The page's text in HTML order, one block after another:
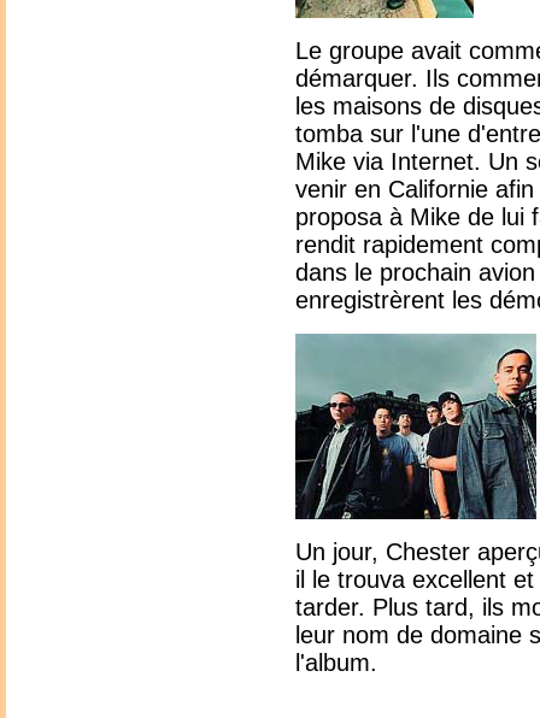
Le groupe avait
démarquer. Ils
les maisons de
tomba sur l'une
Mike via Internet. Un
venir en Californie
proposa à Mike de lui
rendit rapidement
dans le prochain
enregistrèrent les
Un jour, Chester
il le trouva excellent
tarder. Plus tard, ils
leur nom de domaine
l'album.